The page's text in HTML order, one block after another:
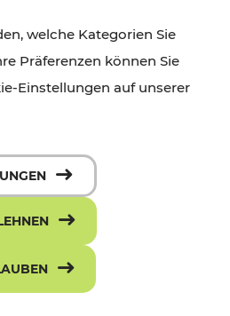
welche Kategorien Sie
Präferenzen können Sie
Einstellungen auf unserer